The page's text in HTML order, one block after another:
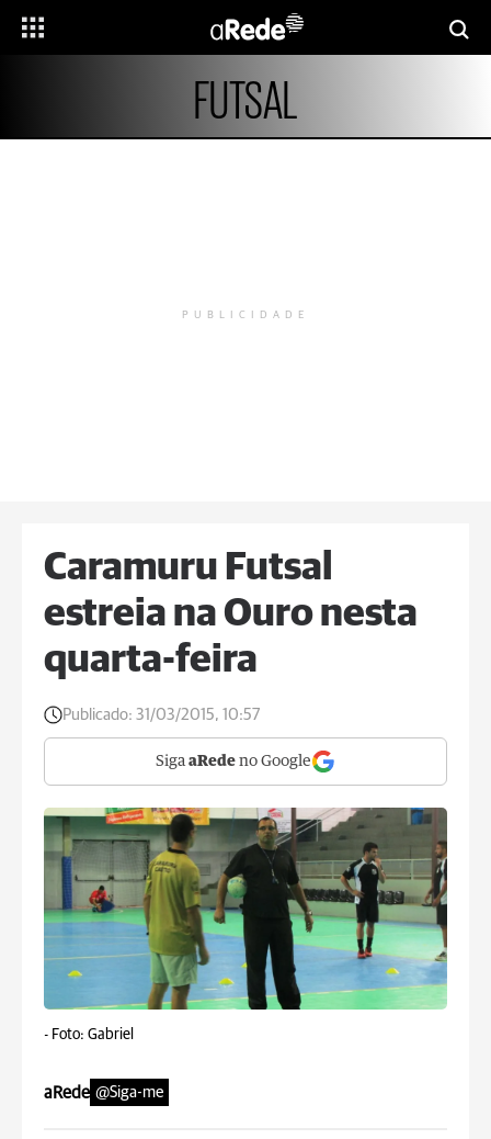
FUTSAL
PUBLICIDADE
Caramuru Futsal
estreia na Ouro nesta
quarta-feira
Publicado: 31/03/2015, 10:57
Siga aRede no Google
- Foto: Gabriel
aRede @Siga-me